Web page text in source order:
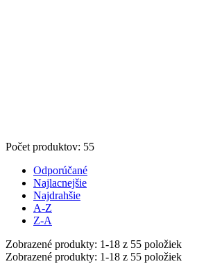
Počet produktov: 55
Odporúčané
Najlacnejšie
Najdrahšie
A-Z
Z-A
Zobrazené produkty: 1-18 z 55 položiek
Zobrazené produkty: 1-18 z 55 položiek